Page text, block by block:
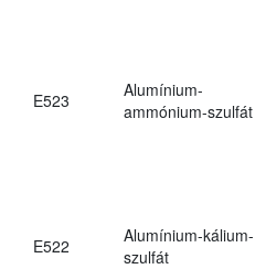
E523
Alumínium-
ammónium-szulfát
E522
Alumínium-kálium-
szulfát